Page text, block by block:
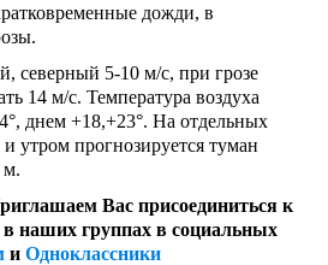
дожди, в
северный 5-10 м/с, при грозе
14 м/с. Температура воздуха
днем +18,+23°. На отдельных
утром прогнозируется туман
м.
Вас присоединиться к
наших группах в социальных
и Одноклассники